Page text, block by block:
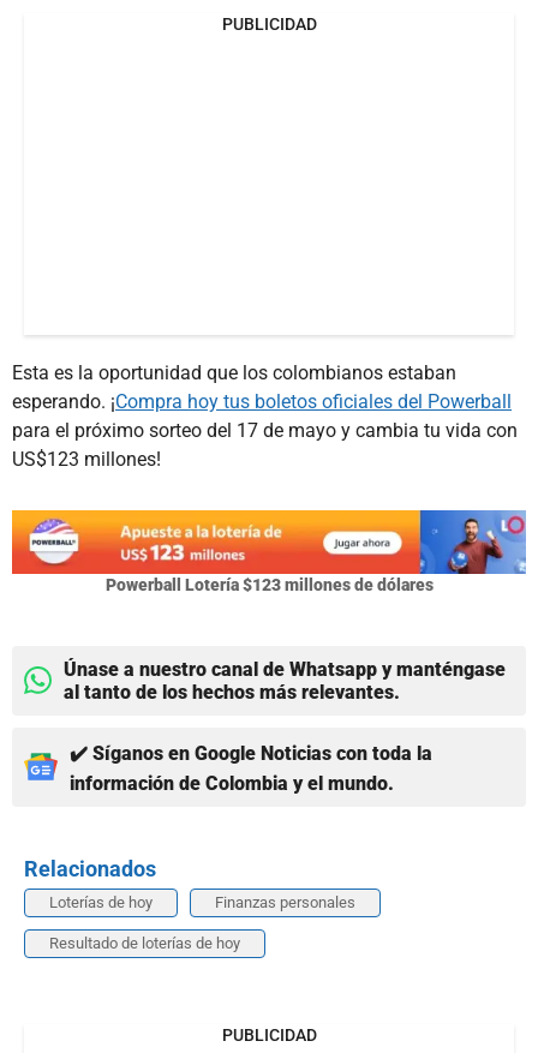
PUBLICIDAD
Esta es la oportunidad que los colombianos estaban
esperando. ¡Compra hoy tus boletos oficiales del Powerball
para el próximo sorteo del 17 de mayo y cambia tu vida con
US$123 millones!
Powerball Lotería $123 millones de dólares
Únase a nuestro canal de Whatsapp y manténgase
al tanto de los hechos más relevantes.
✔️ Síganos en Google Noticias con toda la
información de Colombia y el mundo.
Relacionados
Loterías de hoy Finanzas personales
Resultado de loterías de hoy
PUBLICIDAD